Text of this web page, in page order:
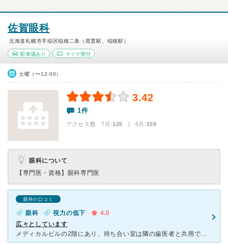
佐賀眼科
北海道札幌市手稲区稲穂二条（星置駅、稲穂駅）
駐車場あり マイナ受付
土曜（〜12:00）
3.42
1件
アクセス数 7月:125 | 6月:159
眼科について
【専門医・資格】 眼科専門医
眼科の口コミ
眼科 視力の低下
4.0
広々としています
メディカルビルの2階にあり、待ち合い室は隣の歯医者と共用でしたがとても広いです。 受付の方はかわいらしくてニコニコと感じが良かったです。 患者さんはたくさんいるようでしたが、そんなに待たされず診察